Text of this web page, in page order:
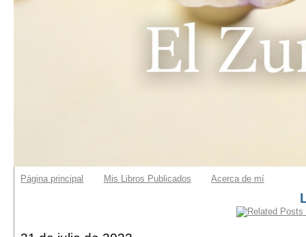
Página principal Mis Libros Publicados Acerca de mí